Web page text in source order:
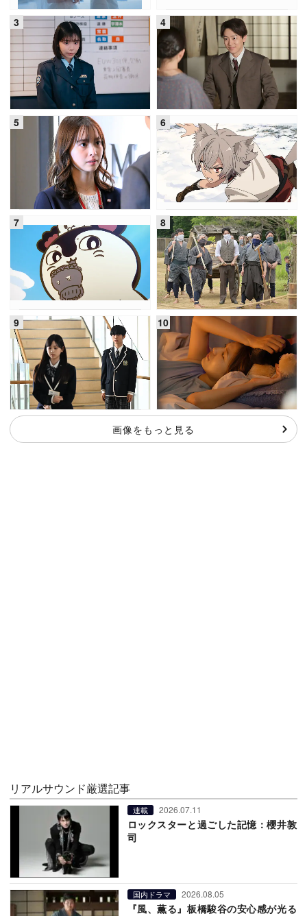
画像をもっと見る
リアルサウンド厳選記事
連載 2026.07.11
ロックスターと過ごした記憶：櫻井敦
司
国内ドラマ 2026.08.05
『風、薫る』板橋駿谷の安心感が光る